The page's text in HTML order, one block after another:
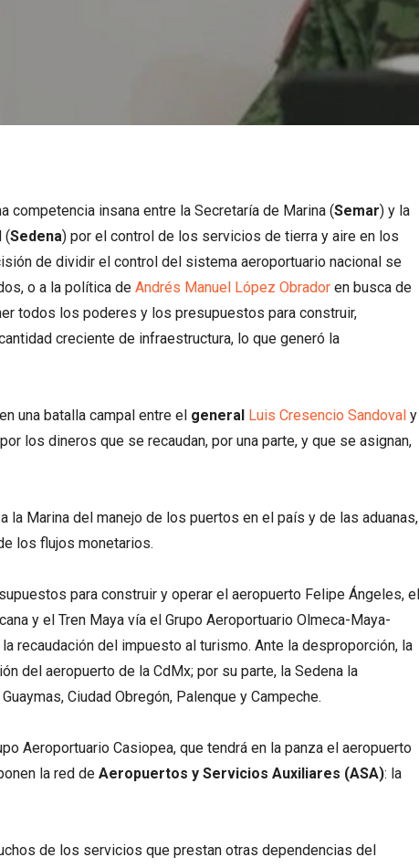
competencia insana entre la Secretaría de Marina (Semar) y la
(Sedena) por el control de los servicios de tierra y aire en los
de dividir el control del sistema aeroportuario nacional se
o a la política de Andrés Manuel López Obrador en busca de
todos los poderes y los presupuestos para construir,
creciente de infraestructura, lo que generó la
una batalla campal entre el general Luis Cresencio Sandoval y
por los dineros que se recaudan, por una parte, y que se asignan,
la Marina del manejo de los puertos en el país y de las aduanas,
los flujos monetarios.
para construir y operar el aeropuerto Felipe Ángeles, el
y el Tren Maya vía el Grupo Aeroportuario Olmeca-Maya-
recaudación del impuesto al turismo. Ante la desproporción, la
del aeropuerto de la CdMx; por su parte, la Sedena la
Ciudad Obregón, Palenque y Campeche.
Aeroportuario Casiopea, que tendrá en la panza el aeropuerto
la red de Aeropuertos y Servicios Auxiliares (ASA): la
de los servicios que prestan otras dependencias del